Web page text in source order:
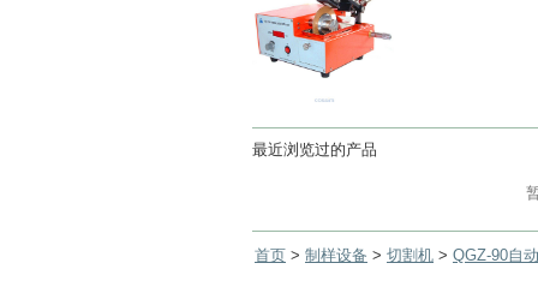
最近浏览过的产品
首页 > 制样设备 > 切割机 > QGZ-90自